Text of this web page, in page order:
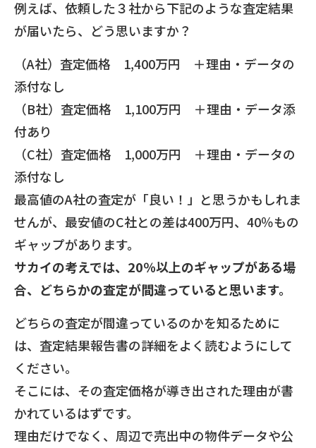
例えば、依頼した３社から下記のような査定結果
が届いたら、どう思いますか？
（A社）査定価格 1,400万円 ＋理由・データの
添付なし
（B社）査定価格 1,100万円 ＋理由・データ添
付あり
（C社）査定価格 1,000万円 ＋理由・データの
添付なし
最高値のA社の査定が「良い！」と思うかもしれま
せんが、最安値のC社との差は400万円、40％もの
ギャップがあります。
サカイの考えでは、20％以上のギャップがある場
合、どちらかの査定が間違っていると思います。
どちらの査定が間違っているのかを知るために
は、査定結果報告書の詳細をよく読むようにして
ください。
そこには、その査定価格が導き出された理由が書
かれているはずです。
理由だけでなく、周辺で売出中の物件データや公